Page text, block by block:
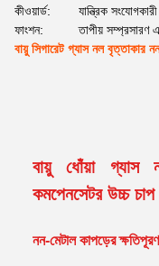
কীওয়ার্ড:
যান্ত্রিক সংযোগকারী
ফাংশন:
তাপীয় সম্প্রসারণ
বায়ু সিগারেট গ্যাস নল বৃত্তাকার
বায়ু ধোঁয়া গ্যাস
কমপেনসেটর উচ্চ চাপ
নন-মেটাল কাপড়ের ক্ষতিপূরণ